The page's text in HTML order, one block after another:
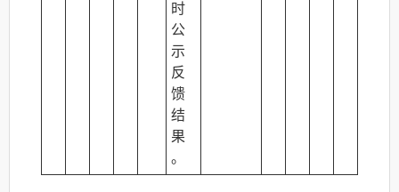
时
公
示
反
馈
结
果
。